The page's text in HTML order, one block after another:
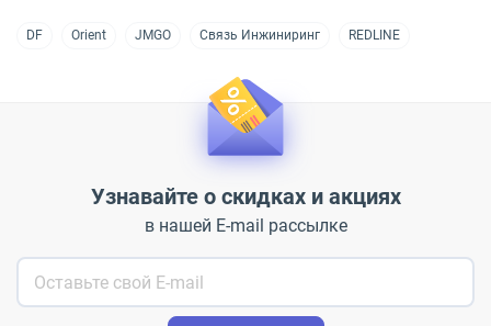
DF Orient JMGO Связь Инжиниринг REDLINE
Узнавайте о скидках и акциях
в нашей E-mail рассылке